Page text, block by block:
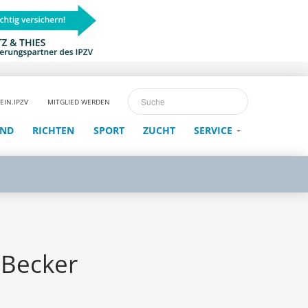
MITGLIED WERDEN
RICHTEN SPORT ZUCHT SERVICE